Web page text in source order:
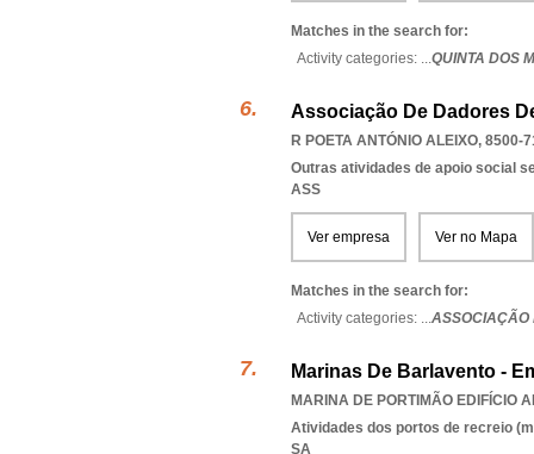
Matches in the search for:
Activity categories: ...QUINTA DOS
Associação De Dadores
R POETA ANTÓNIO ALEIXO, 8500-
Outras atividades de apoio social
ASS
Ver empresa Ver no Mapa
Matches in the search for:
Activity categories: ...ASSOCIAÇÃO
Marinas De Barlavento -
MARINA DE PORTIMÃO EDIFÍCIO
Atividades dos portos de recreio
SA